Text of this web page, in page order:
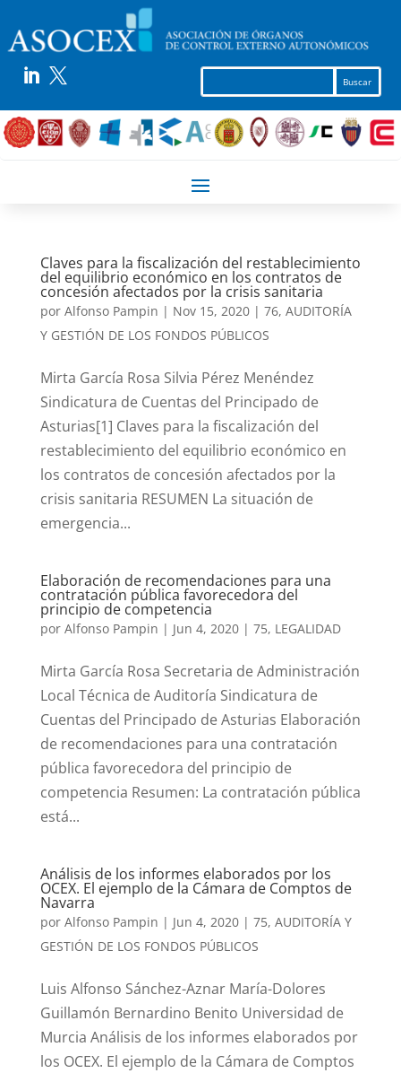
 
Claves para la fiscalización del restablecimiento
del equilibrio económico en los contratos de
concesión afectados por la crisis sanitaria
por Alfonso Pampin | Nov 15, 2020| 76, AUDITORÍA
Y GESTIÓN DE LOS FONDOS PÚBLICOS
Mirta García Rosa Silvia Pérez Menéndez
Sindicatura de Cuentas del Principado de
Asturias[1] Claves para la fiscalización del
restablecimiento del equilibrio económico en
los contratos de concesión afectados por la
crisis sanitaria RESUMEN La situación de
emergencia...
Elaboración de recomendaciones para una
contratación pública favorecedora del
principio de competencia
por Alfonso Pampin | Jun 4, 2020| 75, LEGALIDAD
Mirta García Rosa Secretaria de Administración
Local Técnica de Auditoría Sindicatura de
Cuentas del Principado de Asturias Elaboración
de recomendaciones para una contratación
pública favorecedora del principio de
competencia Resumen: La contratación pública
está...
Análisis de los informes elaborados por los
OCEX. El ejemplo de la Cámara de Comptos de
Navarra
por Alfonso Pampin | Jun 4, 2020| 75, AUDITORÍA Y
GESTIÓN DE LOS FONDOS PÚBLICOS
Luis Alfonso Sánchez-Aznar María-Dolores
Guillamón Bernardino Benito Universidad de
Murcia Análisis de los informes elaborados por
los OCEX. El ejemplo de la Cámara de Comptos